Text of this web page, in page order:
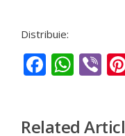
Distribuie:
Related